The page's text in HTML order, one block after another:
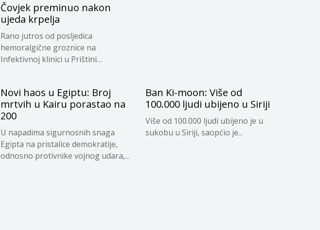
Čovjek preminuo nakon
ujeda krpelja
Rano jutros od posljedica
hemoralgične groznice na
Infektivnoj klinici u Prištini
Novi haos u Egiptu: Broj
mrtvih u Kairu porastao na
200
U napadima sigurnosnih snaga
Egipta na pristalice demokratije,
odnosno protivnike vojnog udara,...
Ban Ki-moon: Više od
100.000 ljudi ubijeno u Siriji
Više od 100.000 ljudi ubijeno je u
sukobu u Siriji, saopćio je...